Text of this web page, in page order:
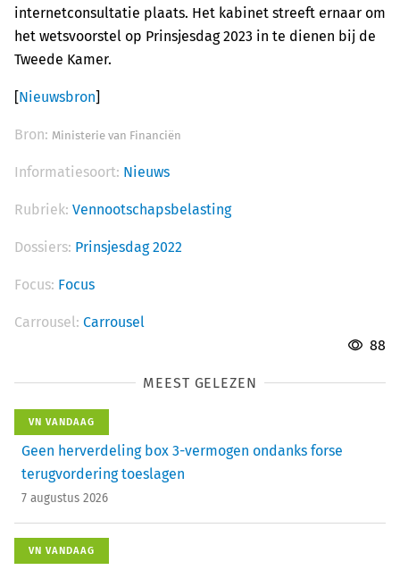
internetconsultatie plaats. Het kabinet streeft ernaar om
het wetsvoorstel op Prinsjesdag 2023 in te dienen bij de
Tweede Kamer.
[Nieuwsbron]
Bron: Ministerie van Financiën
Informatiesoort: Nieuws
Rubriek: Vennootschapsbelasting
Dossiers: Prinsjesdag 2022
Focus: Focus
Carrousel: Carrousel
88
MEEST GELEZEN
VN VANDAAG
Geen herverdeling box 3-vermogen ondanks forse
terugvordering toeslagen
7 augustus 2026
VN VANDAAG